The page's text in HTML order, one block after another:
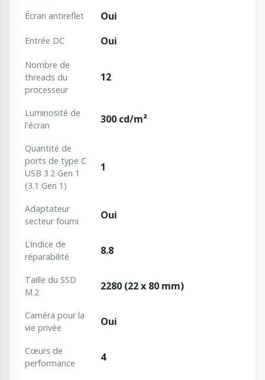
Écran antireflet Oui
Entrée DC Oui
Nombre de
threads du
processeur
12
Luminosité de
l'écran
300 cd/m²
Quantité de
ports de type C
USB 3.2 Gen 1
(3.1 Gen 1)
1
Adaptateur
secteur fourni
Oui
L’indice de
réparabilité
8.8
Taille du SSD
M.2
2280 (22 x 80 mm)
Caméra pour la
vie privée
Oui
Cœurs de
performance
4